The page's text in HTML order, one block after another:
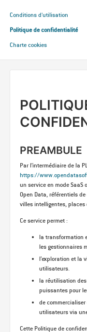
Conditions d'utilisation
Politique de confidentialité
Charte cookies
PREAMBULE
Par l’intermédiaire de la
https://
un service en mode
Open Data, référentiels
villes intelligentes, places
Ce service permet :
la transformation
les gestionnaires
l’exploration et la
utilisateurs.
la réutilisation
puissantes pour
de
utilisateurs via
Cette Politique de